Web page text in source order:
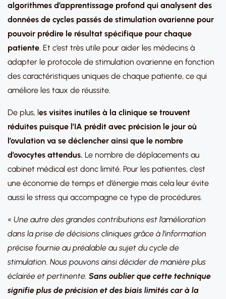
algorithmes d’apprentissage profond qui analysent des
données de cycles passés de stimulation ovarienne pour
pouvoir prédire le résultat spécifique pour chaque
patiente. Et c’est très utile pour aider les médecins à
adapter le protocole de stimulation ovarienne en fonction
des caractéristiques uniques de chaque patiente, ce qui
améliore les taux de réussite.
De plus, les visites inutiles à la clinique se trouvent
réduites puisque l’IA prédit avec précision le jour où
l’ovulation va se déclencher ainsi que le nombre
d’ovocytes attendus. Le nombre de déplacements au
cabinet médical est donc limité. Pour les patientes, c’est
une économie de temps et d’énergie mais cela leur évite
aussi le stress qui accompagne ce type de procédures.
« Une autre des grandes contributions est l’amélioration
dans la prise de décisions cliniques grâce à l’information
précise fournie au préalable au sujet du cycle de
stimulation. Nous pouvons ainsi décider de manière plus
éclairée et pertinente. Sans oublier que cette technique
signifie plus de précision et des biais limités car à la